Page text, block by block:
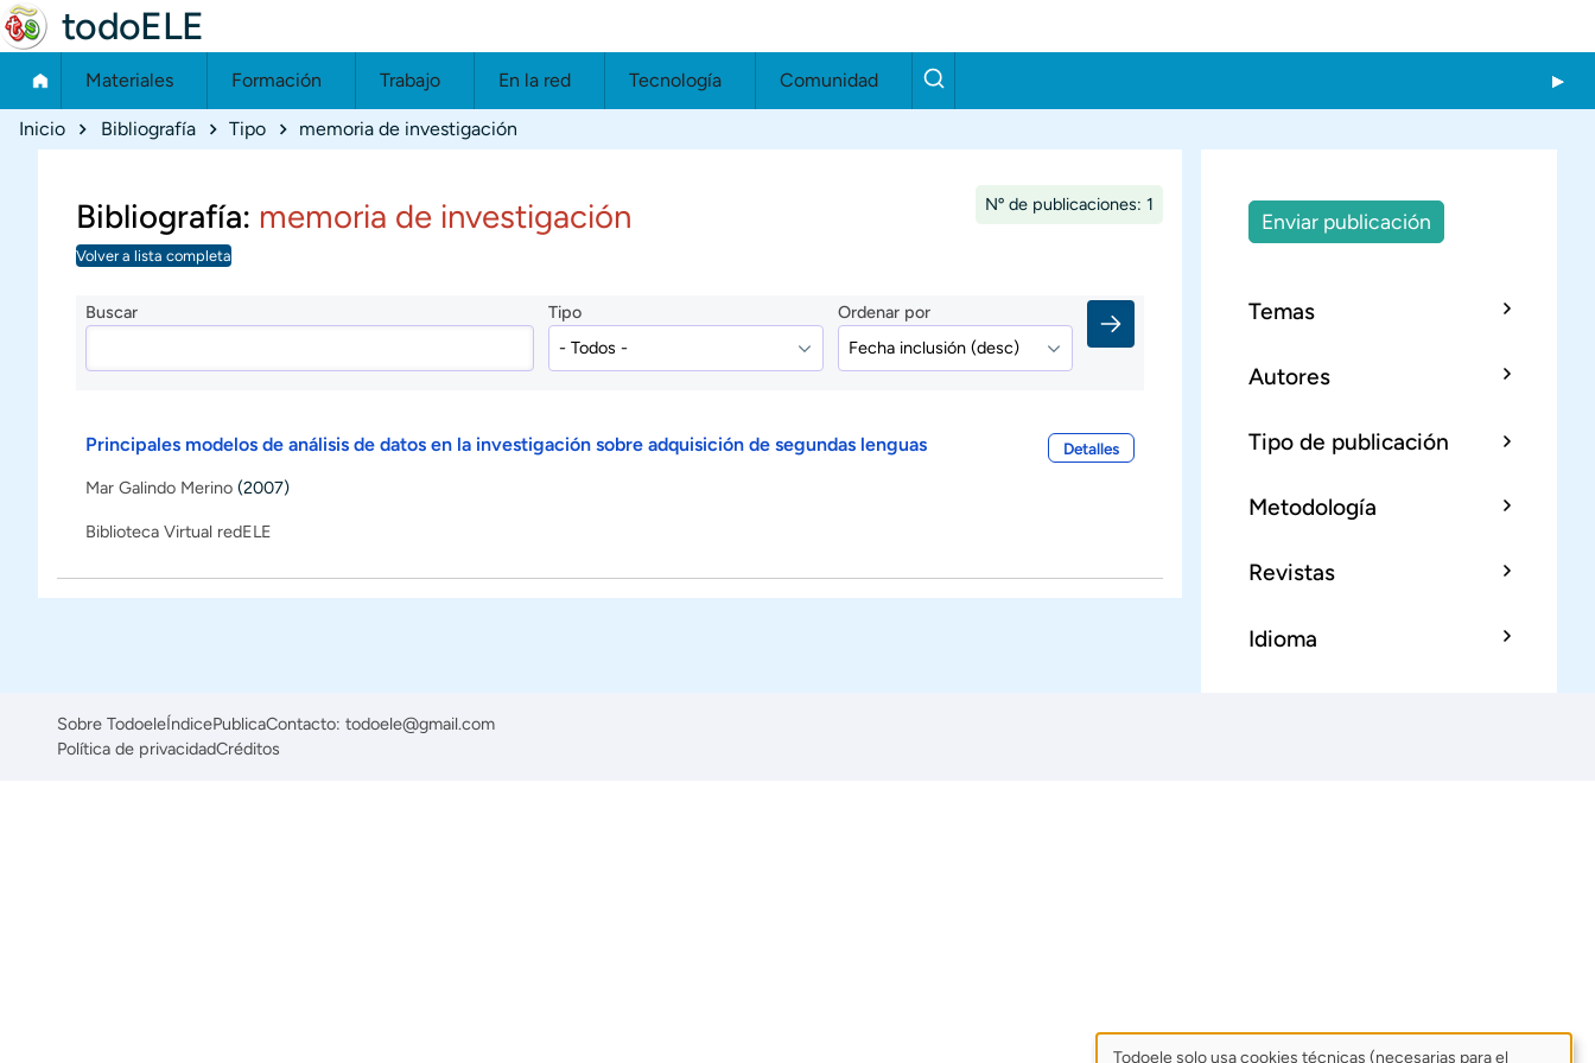
todoELE
Materiales Formación Trabajo En la red Tecnología Comunidad
Ruta de navegación
Inicio Bibliografía Tipo memoria de investigación
Bibliografía: memoria de investigación Nº de publicaciones: 1
Volver a lista completa
Buscar Tipo Ordenar por
Principales modelos de análisis de datos en la investigación sobre adquisición de segundas lenguas
Mar Galindo Merino (2007)
Biblioteca Virtual redELE
Detalles
Enviar publicación
Temas
Autores
Tipo de publicación
Metodología
Revistas
Idioma
Sobre TodoeleÍndicePublicaContacto: todoele@gmail.com
Política de privacidadCréditos
Todoele solo usa cookies técnicas (necesarias para el